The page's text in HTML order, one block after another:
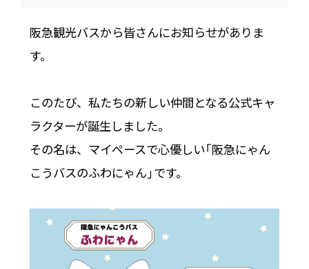
阪急観光バスから皆さんにお知らせがありま
す。
このたび、私たちの新しい仲間となる公式キャ
ラクターが誕生しました。
その名は、マイペースで心優しい「阪急にゃん
こうバスのふわにゃん」です。